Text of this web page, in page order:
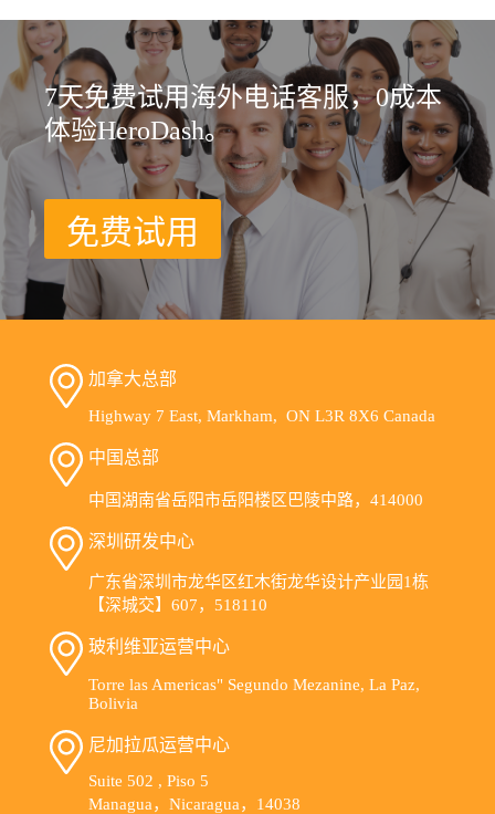
7天免费试用海外电话客服，0成本
体验HeroDash。
免费试用
加拿大总部
Highway 7 East, Markham, ON L3R 8X6 Canada
中国总部
中国湖南省岳阳市岳阳楼区巴陵中路，414000
深圳研发中心
广东省深圳市龙华区红木街龙华设计产业园1栋
【深城交】607，518110
玻利维亚运营中心
Torre las Americas" Segundo Mezanine, La Paz,
Bolivia
尼加拉瓜运营中心
Suite 502 , Piso 5
Managua，Nicaragua，14038